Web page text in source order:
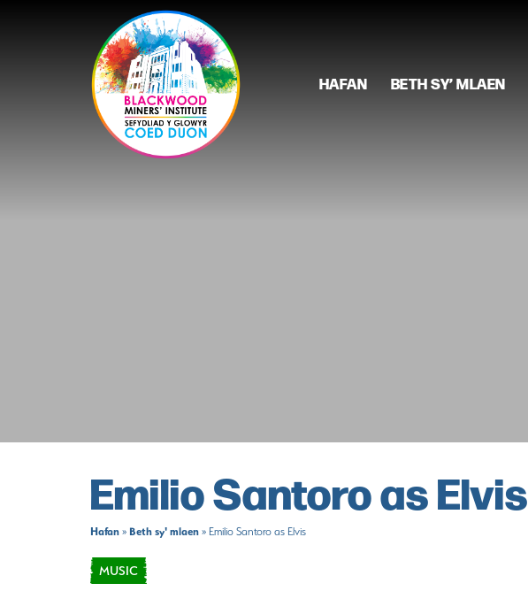
HAFAN BETH SY’ MLAEN
Emilio Santoro as Elvis
Hafan » Beth sy' mlaen » Emilio Santoro as Elvis
MUSIC